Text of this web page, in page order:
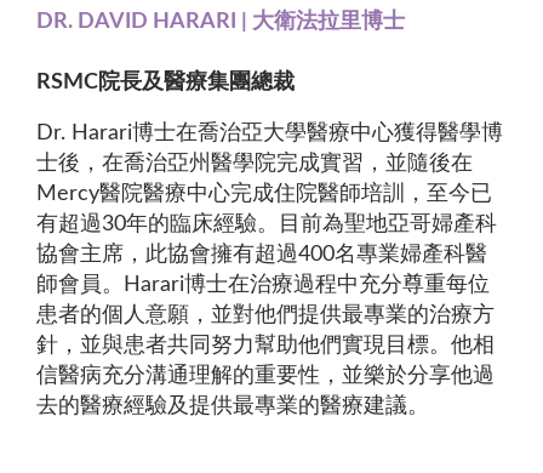
DR. DAVID HARARI | 大衛法拉里博士
RSMC院長及醫療集團總裁
Dr. Harari博士在喬治亞大學醫療中心獲得醫學博
士後，在喬治亞州醫學院完成實習，並隨後在
Mercy醫院醫療中心完成住院醫師培訓，至今已
有超過30年的臨床經驗。目前為聖地亞哥婦產科
協會主席，此協會擁有超過400名專業婦產科醫
師會員。Harari博士在治療過程中充分尊重每位
患者的個人意願，並對他們提供最專業的治療方
針，並與患者共同努力幫助他們實現目標。他相
信醫病充分溝通理解的重要性，並樂於分享他過
去的醫療經驗及提供最專業的醫療建議。